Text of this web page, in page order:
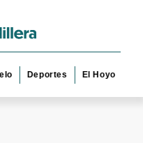
Deportes El Hoyo